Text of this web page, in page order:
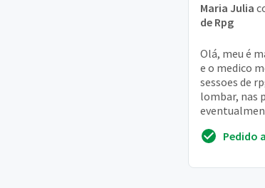
Maria Julia
de Rpg
Olá, meu é
e o medico
sessoes de
lombar, nas
diagnostico
Pedido